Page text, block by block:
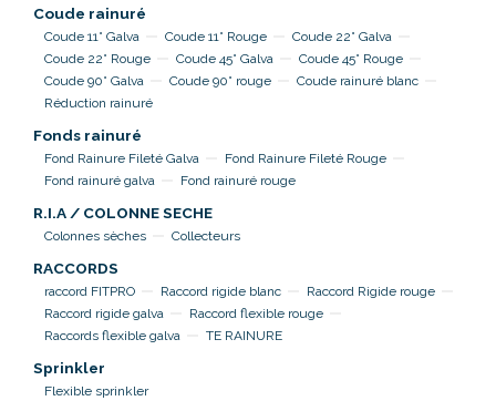
Coude rainuré
Coude 11° Galva Coude 11° Rouge
Coude 22° Galva
Coude 22° Rouge
Coude 45° Galva
Coude 45° Rouge
Coude 90° Galva
Coude 90° rouge
Coude rainuré blanc
Réduction rainuré
Fonds rainuré
Fond Rainure Fileté Galva
Fond Rainure Fileté Rouge
Fond rainuré galva
Fond rainuré rouge
R.I.A / COLONNE SECHE
Colonnes sèches Collecteurs
RACCORDS
raccord FITPRO Raccord rigide blanc
Raccord Rigide rouge
Raccord rigide galva
Raccord flexible rouge
Raccords flexible galva
TE RAINURE
Sprinkler
Flexible sprinkler